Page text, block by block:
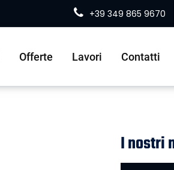
+39 349 865 9670
Offerte Lavori Contatti
I nostri